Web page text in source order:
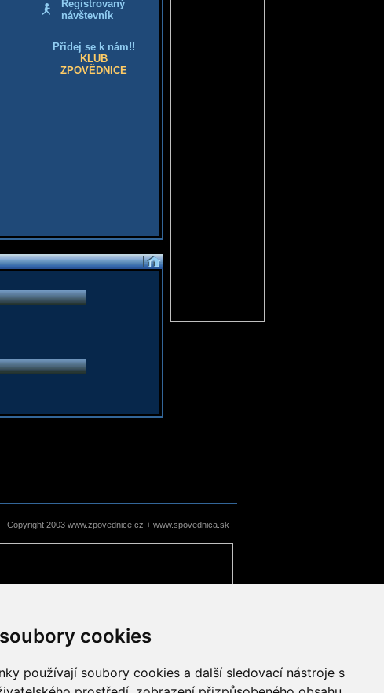
cookies
používají soubory cookies a další sledovací nástroje s
Registrovaný
návštevník
Přidej se k nám!!
KLUB
ZPOVĚDNICE
Copyright 2003 www.zpovednice.cz + www.spovednica.sk